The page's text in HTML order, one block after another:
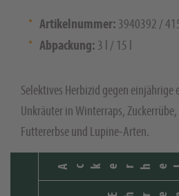
Artikelnummer: 3940392 /
Abpackung: 3 l / 15 l
Selektives Herbizid gegen
Unkräuter in Winterraps,
Futtererbse und Lupine-Arten.